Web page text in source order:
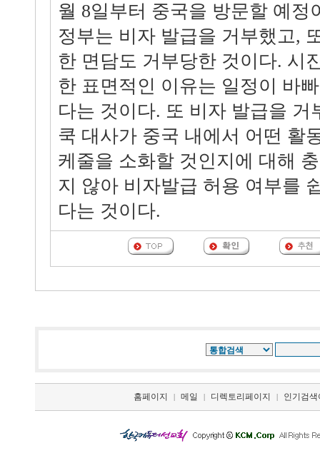
월 8일부터 중국을 방문할 예정
정부는 비자 발급을 거부했고,
한 면담도 거부당한 것이다. 시
한 표면적인 이유는 일정이 바
다는 것이다. 또 비자 발급을 거
쿡 대사가 중국 내에서 어떤 활
케줄을 소화할 것인지에 대해
지 않아 비자발급 허용 여부를
다는 것이다.
홈페이지 | 메일 | 디렉토리페이지 | 인기검색